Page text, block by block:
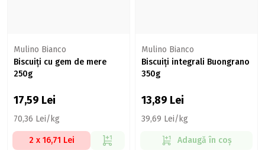
Mulino Bianco
Biscuiți cu gem de mere
250g
17,59 Lei
70,36 Lei/kg
2 x 16,71 Lei
Mulino Bianco
Biscuiți integrali Buongrano
350g
13,89 Lei
39,69 Lei/kg
Adaugă în coș